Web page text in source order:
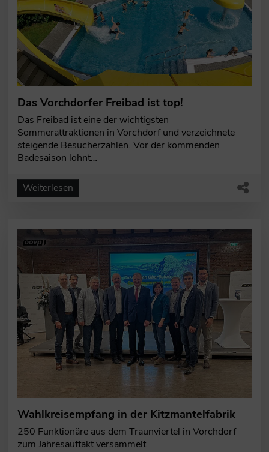
Das Vorchdorfer Freibad ist top!
Das Freibad ist eine der wichtigsten
Sommerattraktionen in Vorchdorf und verzeichnete
steigende Besucherzahlen. Vor der kommenden
Badesaison lohnt…
Weiterlesen
Wahlkreisempfang in der Kitzmantelfabrik
250 Funktionäre aus dem Traunviertel in Vorchdorf
zum Jahresauftakt versammelt